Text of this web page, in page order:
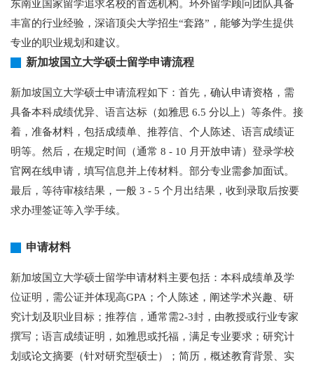
东南亚国家留学追求名校的首选机构。环外留学顾问团队具备
丰富的行业经验，深谙顶尖大学招生“套路”，能够为学生提供
专业的职业规划和建议。
新加坡国立大学硕士留学申请流程
新加坡国立大学硕士申请流程如下：首先，确认申请资格，需
具备本科成绩优异、语言达标（如雅思 6.5 分以上）等条件。接
着，准备材料，包括成绩单、推荐信、个人陈述、语言成绩证
明等。然后，在规定时间（通常 8 - 10 月开放申请）登录学校
官网在线申请，填写信息并上传材料。部分专业需参加面试。
最后，等待审核结果，一般 3 - 5 个月出结果，收到录取后按要
求办理签证等入学手续。
申请材料
新加坡国立大学硕士留学申请材料主要包括：本科成绩单及学
位证明，需公证并体现高GPA；个人陈述，阐述学术兴趣、研
究计划及职业目标；推荐信，通常需2-3封，由教授或行业专家
撰写；语言成绩证明，如雅思或托福，满足专业要求；研究计
划或论文摘要（针对研究型硕士）；简历，概述教育背景、实